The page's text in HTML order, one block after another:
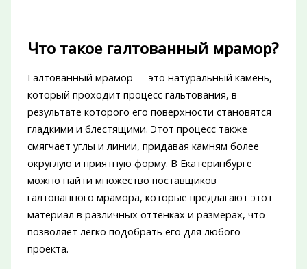
Что такое галтованный мрамор?
Галтованный мрамор — это натуральный камень,
который проходит процесс гальтования, в
результате которого его поверхности становятся
гладкими и блестящими. Этот процесс также
смягчает углы и линии, придавая камням более
округлую и приятную форму. В Екатеринбурге
можно найти множество поставщиков
галтованного мрамора, которые предлагают этот
материал в различных оттенках и размерах, что
позволяет легко подобрать его для любого
проекта.